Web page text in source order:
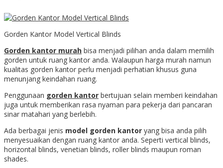
Gorden Kantor Model Vertical Blinds
Gorden kantor murah bisa menjadi pilihan anda dalam memilih
gorden untuk ruang kantor anda. Walaupun harga murah namun
kualitas gorden kantor perlu menjadi perhatian khusus guna
menunjang keindahan ruang.
Penggunaan gorden kantor bertujuan selain memberi keindahan
juga untuk memberikan rasa nyaman para pekerja dari pancaran
sinar matahari yang berlebih.
Ada berbagai jenis model gorden kantor yang bisa anda pilih
menyesuaikan dengan ruang kantor anda. Seperti vertical blinds,
horizontal blinds, venetian blinds, roller blinds maupun roman
shades.